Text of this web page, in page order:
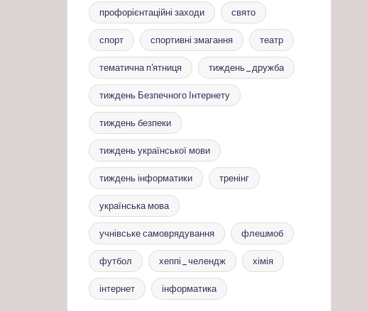
профорієнтаційні заходи свято
спорт спортивні змагання театр
тематична п'ятниця тиждень_дружба
тиждень Безпечного Інтернету
тиждень безпеки
тиждень української мови
тиждень інформатики тренінг
українська мова
учнівське самоврядування флешмоб
футбол хеппі_челендж хімія
інтернет інформатика